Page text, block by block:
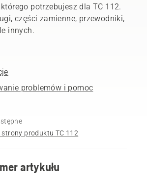
którego potrzebujesz dla TC 112.
części zamienne, przewodniki,
innych.
problemów i pomoc
strony produktu TC 112
artykułu